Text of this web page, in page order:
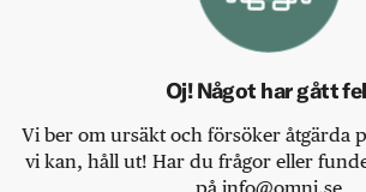
Oj! Något har gått
Vi ber om ursäkt och försöker åtgärda
vi kan, håll ut! Har du frågor eller